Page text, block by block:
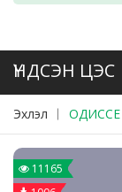
Эхлэл ОДИССЕ
11165